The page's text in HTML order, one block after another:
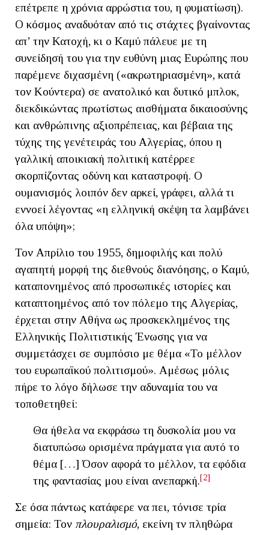
επέτρεπε η χρόνια αρρώστια του, η φυματίωση).
Ο κόσμος αναδυόταν από τις στάχτες βγαίνοντας
απ’ την Κατοχή, κι ο Καμύ πάλευε με τη
συνείδησή του για την ευθύνη μιας Ευρώπης που
παρέμενε διχασμένη («ακρωτηριασμένη», κατά
τον Κούντερα) σε ανατολικό και δυτικό μπλοκ,
διεκδικώντας πρωτίστως αισθήματα δικαιοσύνης
και ανθρώπινης αξιοπρέπειας, και βέβαια της
τύχης της γενέτειράς του Αλγερίας, όπου η
γαλλική αποικιακή πολιτική κατέρρεε
σκορπίζοντας οδύνη και καταστροφή. Ο
ουμανισμός λοιπόν δεν αρκεί, γράφει, αλλά τι
εννοεί λέγοντας «η ελληνική σκέψη τα λαμβάνει
όλα υπόψη»;
Τον Απρίλιο του 1955, δημοφιλής και πολύ
αγαπητή μορφή της διεθνούς διανόησης, ο Καμύ,
καταπονημένος από προσωπικές ιστορίες και
καταπτοημένος από τον πόλεμο της Αλγερίας,
έρχεται στην Αθήνα ως προσκεκλημένος της
Ελληνικής Πολιτιστικής Ένωσης για να
συμμετάσχει σε συμπόσιο με θέμα «Το μέλλον
του ευρωπαϊκού πολιτισμού». Αμέσως μόλις
πήρε το λόγο δήλωσε την αδυναμία του να
τοποθετηθεί:
Θα ήθελα να εκφράσω τη δυσκολία μου να
διατυπώσω ορισμένα πράγματα για αυτό το
θέμα […] Όσον αφορά το μέλλον, τα εφόδια
της φαντασίας μου είναι ανεπαρκή.[2]
Σε όσα πάντως κατάφερε να πει, τόνισε τρία
σημεία: Τον πλουραλισμό, εκείνη τν πληθώρα